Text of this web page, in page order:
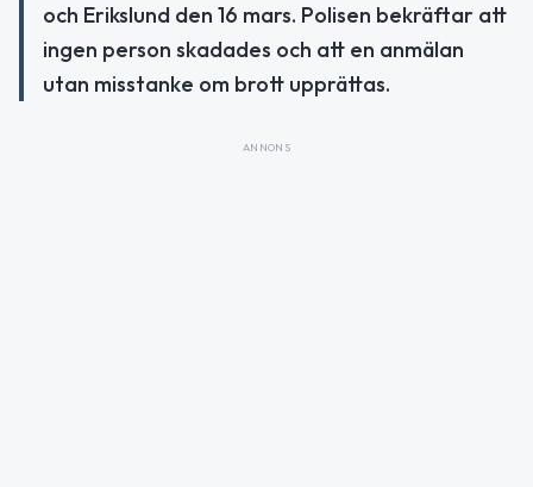
och Erikslund den 16 mars. Polisen bekräftar att
ingen person skadades och att en anmälan
utan misstanke om brott upprättas.
ANNONS